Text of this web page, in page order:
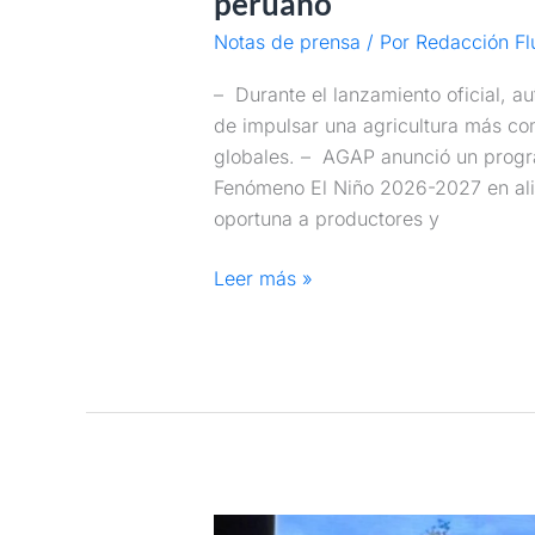
Notas de prensa / Por Redacción
– Durante el lanzamiento oficial,
de impulsar una agricultura más
globales. – AGAP anunció un
Fenómeno El Niño 2026-2027 en
oportuna a productores y
Leer más »
Orgullo